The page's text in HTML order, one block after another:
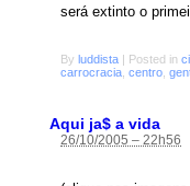
será extinto o
By luddista | Posted in
carrocracia centro
Aqui ja$ a vida
26/10/2005 – 22h56